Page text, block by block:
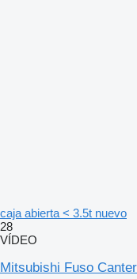
caja abierta < 3.5t nuevo
28
VÍDEO
Mitsubishi Fuso